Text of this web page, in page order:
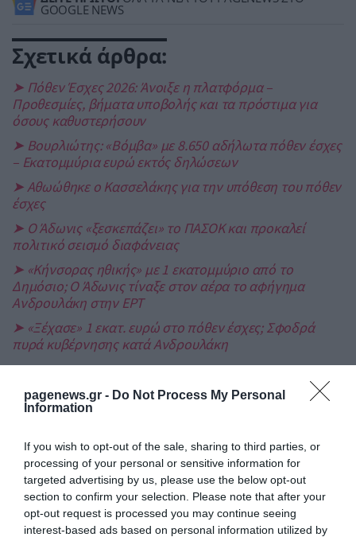
pagenews.gr - Do Not Process My Personal
Information
If you wish to opt-out of the sale, sharing to third parties, or
processing of your personal or sensitive information for
targeted advertising by us, please use the below opt-out
section to confirm your selection. Please note that after your
opt-out request is processed you may continue seeing
interest-based ads based on personal information utilized by
GOOGLE NEWS
Σχετικά άρθρα:
➤ Πόθεν Έσχες 2026: Άνοιξε η πλατφόρμα –
Προθεσμίες, βήματα υποβολής και τα πρόστιμα για
όσους καθυστερήσουν
➤ Βουρλιώτης: «Βόμβα» με 8.650 αδήλωτα πόθεν έσχες
– Εκατομμύρια ευρώ εκτός δηλώσεων
➤ Αθωώθηκε ο Κασσελάκης για την υπόθεση του πόθεν
έσχες
➤ Ο Άδωνις «ξεσκεπάζει» το ΠΑΣΟΚ και προκαλεί
πολιτικό σεισμό διαφάνειας
➤ «Κήνσορας ηθικής» με 1 εκατομμύριο από το
Δημόσιο; Ο Άδωνις τίναξε στον αέρα το αφήγημα
Ανδρουλάκη στην ΕΡΤ
➤ «Ξέχασε» 1 εκατ. ευρώ στο πόθεν έσχες; Σφοδρά
πυρά κυβέρνησης κατά Ανδρουλάκη